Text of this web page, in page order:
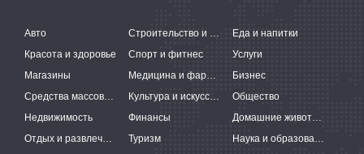
Авто Строительство и ремонт
Еда и напитки
Красота и здоровье
Спорт и фитнес
Услуги
Магазины
Медицина и фармацевтика
Бизнес
Средства массовой информации
Культура и искусство
Общество
Недвижимость
Финансы
Домашние животные
Отдых и развлечения
Туризм
Наука и образование